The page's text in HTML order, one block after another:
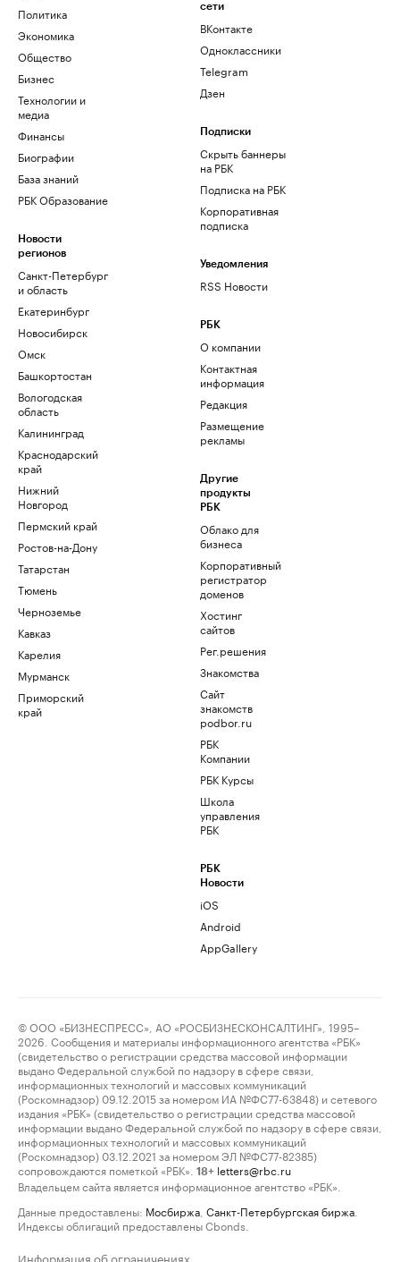
Политика
Экономика
Общество
Бизнес
Технологии и
медиа
Финансы
Биографии
База знаний
РБК Образование
Новости
регионов
Санкт-Петербург
и область
Екатеринбург
Новосибирск
Омск
Башкортостан
Вологодская
область
Калининград
Краснодарский
край
Нижний
Новгород
Пермский край
Ростов-на-Дону
Татарстан
Тюмень
Черноземье
Кавказ
Карелия
Мурманск
Приморский
край
сети
ВКонтакте
Одноклассники
Telegram
Дзен
Подписки
Скрыть баннеры
на РБК
Подписка на РБК
Корпоративная
подписка
Уведомления
RSS Новости
РБК
О компании
Контактная
информация
Редакция
Размещение
рекламы
Другие
продукты
РБК
Облако для
бизнеса
Корпоративный
регистратор
доменов
Хостинг
сайтов
Рег.решения
Знакомства
Сайт
знакомств
podbor.ru
РБК
Компании
РБК Курсы
Школа
управления
РБК
РБК
Новости
iOS
Android
AppGallery
© ООО «БИЗНЕСПРЕСС», АО «РОСБИЗНЕСКОНСАЛТИНГ», 1995–
2026. Сообщения и материалы информационного агентства «РБК»
(свидетельство о регистрации средства массовой информации
выдано Федеральной службой по надзору в сфере связи,
информационных технологий и массовых коммуникаций
(Роскомнадзор) 09.12.2015 за номером ИА №ФС77-63848) и сетевого
издания «РБК» (свидетельство о регистрации средства массовой
информации выдано Федеральной службой по надзору в сфере связи,
информационных технологий и массовых коммуникаций
(Роскомнадзор) 03.12.2021 за номером ЭЛ №ФС77-82385)
сопровождаются пометкой «РБК».
18+ letters@rbc.ru
Владельцем сайта является информационное агентство «РБК».
Данные предоставлены: Мосбиржа Санкт-Петербургская биржа
Индексы облигаций предоставлены Cbonds.
Информация об ограничениях